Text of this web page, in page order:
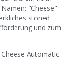
"Cheese".
stoned
und zum
Automatic